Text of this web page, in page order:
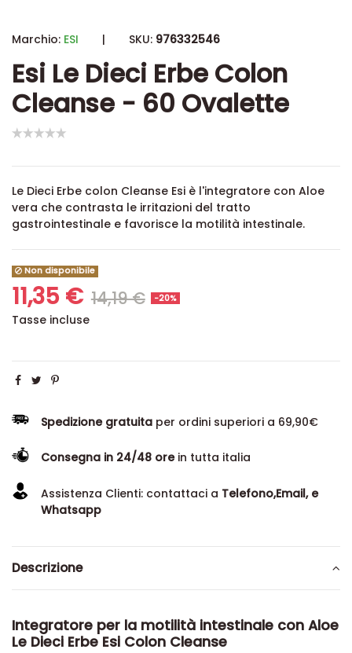
Marchio: ESI | SKU: 976332546
Esi Le Dieci Erbe Colon
Cleanse - 60 Ovalette
Le Dieci Erbe colon Cleanse Esi è l'integratore con Aloe
vera che contrasta le irritazioni del tratto
gastrointestinale e favorisce la motilità intestinale.
Non disponibile
11,35 € 14,19 € -20%
Tasse incluse
Spedizione gratuita per ordini superiori a 69,90€
Consegna in 24/48 orein tutta italia
Assistenza Clienti: contattaci a Telefono,Email, e
Whatsapp
Descrizione
Integratore per la motilità intestinale con Aloe
Le Dieci Erbe Esi Colon Cleanse